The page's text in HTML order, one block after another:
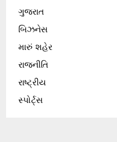
ગુજરાત
બિઝનેસ
મારું શહેર
રાજનીતિ
રાષ્ટ્રીય
સ્પોર્ટ્સ